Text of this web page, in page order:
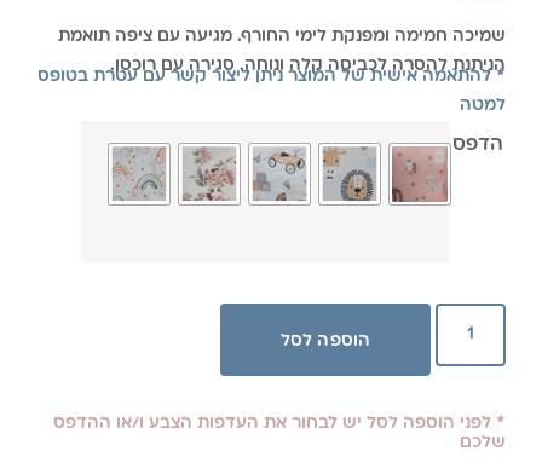
שמיכה חמימה ומפנקת לימי החורף. מגיעה עם ציפה תואמת
הניתנת להסרה לכביסה קלה ונוחה. סגירה עם רוכסן.
* להתאמה אישית של המוצר ניתן ליצור קשר עם עטרת בטופס
למטה
הדפס
הוספה לסל
* לפני הוספה לסל יש לבחור את העדפות הצבע ו/או ההדפס
שלכם